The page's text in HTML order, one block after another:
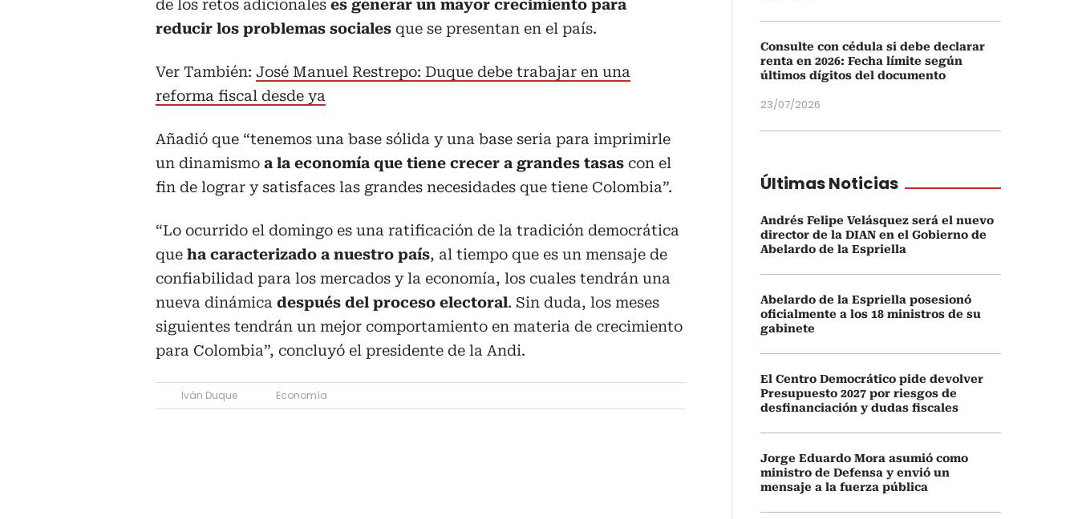
de los retos adicionales es generar un mayor crecimiento para
reducir los problemas sociales que se presentan en el país.
Ver También: José Manuel Restrepo: Duque debe trabajar en una
reforma fiscal desde ya
Añadió que “tenemos una base sólida y una base seria para imprimirle
un dinamismo a la economía que tiene crecer a grandes tasas con el
fin de lograr y satisfaces las grandes necesidades que tiene Colombia”.
“Lo ocurrido el domingo es una ratificación de la tradición democrática
que ha caracterizado a nuestro país, al tiempo que es un mensaje de
confiabilidad para los mercados y la economía, los cuales tendrán una
nueva dinámica después del proceso electoral. Sin duda, los meses
siguientes tendrán un mejor comportamiento en materia de crecimiento
para Colombia”, concluyó el presidente de la Andi.
Iván Duque Economía
Consulte con cédula si debe declarar
renta en 2026: Fecha límite según
últimos dígitos del documento
23/07/2026
Últimas Noticias
Andrés Felipe Velásquez será el nuevo
director de la DIAN en el Gobierno de
Abelardo de la Espriella
Abelardo de la Espriella posesionó
oficialmente a los 18 ministros de su
gabinete
El Centro Democrático pide devolver
Presupuesto 2027 por riesgos de
desfinanciación y dudas fiscales
Jorge Eduardo Mora asumió como
ministro de Defensa y envió un
mensaje a la fuerza pública